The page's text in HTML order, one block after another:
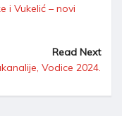
i Vukelić – novi
Read Next
Vodice 2024.